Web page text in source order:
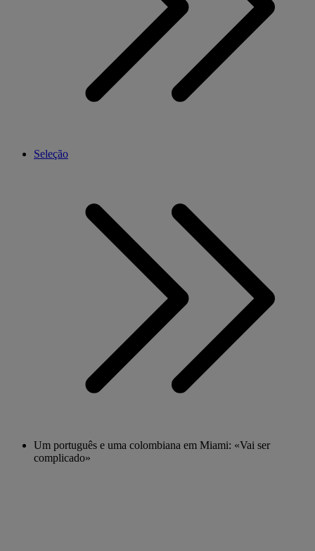
Seleção
Um português e uma colombiana em Miami: «Vai ser
complicado»